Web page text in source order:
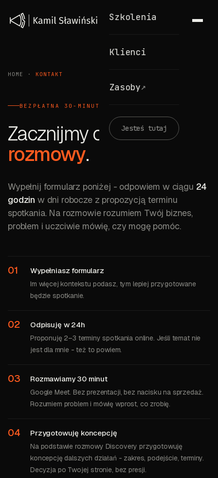
Szkolenia
Klienci
Zasoby↗
Jesteś tutaj
HOME · KONTAKT
BEZPŁATNA 30-MINUTOWA ROZMOWA
Zacznijmy od
rozmowy.
Wypełnij formularz poniżej - odpowiem w ciągu 24
godzin w dni robocze z propozycją terminu
spotkania. Na rozmowie rozumiem Twój biznes,
problem i uczciwie mówię, czy mogę pomóc.
01 Wypełniasz formularz
Im więcej kontekstu podasz, tym lepiej przygotowane
będzie spotkanie.
02 Odpisuję w 24h
Proponuję 2–3 terminy spotkania online. Jeśli temat nie
jest dla mnie - też to powiem.
03 Rozmawiamy 30 minut
Google Meet. Bez prezentacji, bez nacisku na sprzedaż.
Rozumiem problem i mówię wprost, co zrobię.
04 Przygotowuję koncepcję
Na podstawie rozmowy Discovery przygotowuję
koncepcję dalszych działań - zakres, podejście, terminy.
Decyzja po Twojej stronie, bez presji.